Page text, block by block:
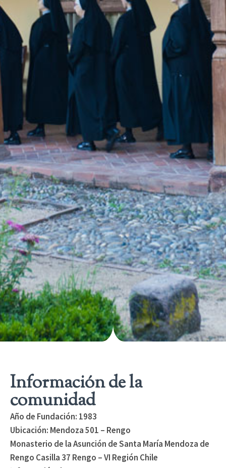
Información de la
comunidad
Año de Fundación: 1983
Ubicación: Mendoza 501 – Rengo
Monasterio de la Asunción de Santa María Mendoza de
Rengo Casilla 37 Rengo – VI Región Chile